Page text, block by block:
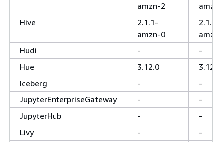
amzn-2
Hive
2.1.1-
amzn-0
2.1.1-
Hudi
-
-
Hue
3.12.0
3.12.0
Iceberg
-
-
JupyterEnterpriseGateway
-
-
JupyterHub
-
-
Livy
-
-